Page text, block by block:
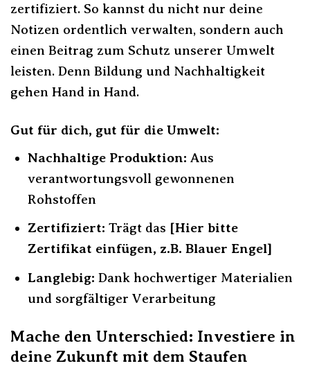
zertifiziert. So kannst du nicht nur deine
Notizen ordentlich verwalten, sondern auch
einen Beitrag zum Schutz unserer Umwelt
leisten. Denn Bildung und Nachhaltigkeit
gehen Hand in Hand.
Gut für dich, gut für die Umwelt:
Nachhaltige Produktion: Aus
verantwortungsvoll gewonnenen
Rohstoffen
Zertifiziert: Trägt das [Hier bitte
Zertifikat einfügen, z.B. Blauer Engel]
Langlebig: Dank hochwertiger Materialien
und sorgfältiger Verarbeitung
Mache den Unterschied: Investiere in
deine Zukunft mit dem Staufen